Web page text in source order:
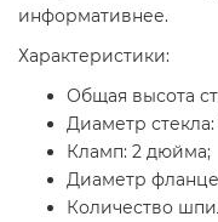
информативнее.
Характеристики:
Общая высота
Диаметр
Кламп: 2 дюйма;
Диаметр
Количество